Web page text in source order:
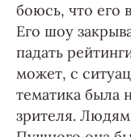
боюсь, что его
Его шоу
падать
может, с
тематика была
зрителя.